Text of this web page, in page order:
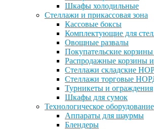
Шкафы холодильные
Стеллажи и прикассовая зона
Кассовые боксы
Комплектующие для
Овощные развалы
Покупательские
Распродажные корзины
Стеллажи складские
Стеллажи торговые
Турникеты и ограждения
Шкафы для сумок
Технологическое оборудование
Аппараты для шаурмы
Блендеры